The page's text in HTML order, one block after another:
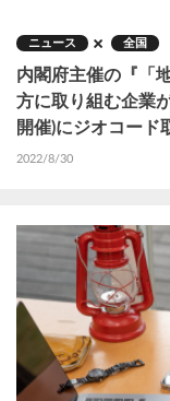
ニュース 全国
内閣府主催の『「
方に取り組む企業
開催)にジオコード
2022/8/30